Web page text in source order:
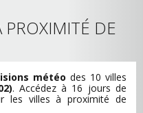
PROXIMITÉ DE
météo des 10 villes
. Accédez à 16 jours de
les villes à proximité de